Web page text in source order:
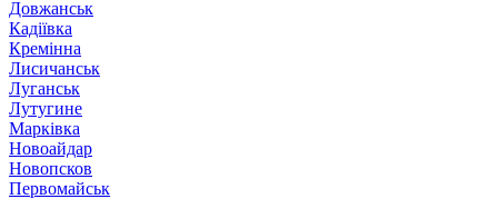
Довжанськ
Кадіївка
Кремінна
Лисичанськ
Луганськ
Лутугине
Марківка
Новоайдар
Новопсков
Первомайськ